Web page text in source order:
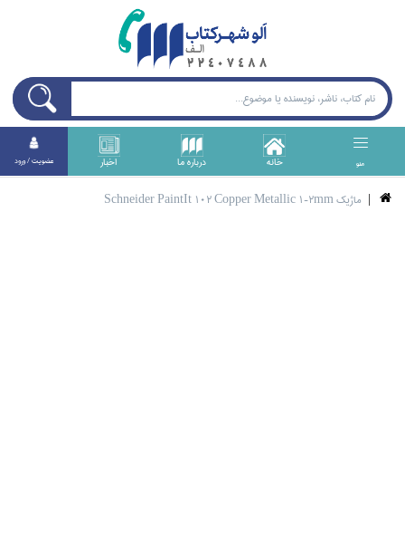
منو خانه درباره ما اخبار عضويت / ورود
ماژيك Schneider PaintIt 102 Copper Metallic 1-2mm